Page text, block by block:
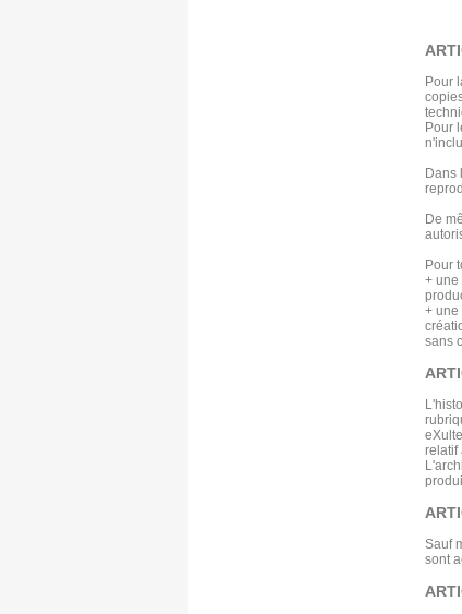
Pour
Pour
Dans
De
Pour
+ une
+ une
sans
relatif
Sauf
sont